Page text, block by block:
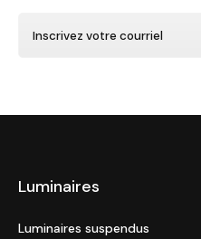
Luminaires
Luminaires suspendus